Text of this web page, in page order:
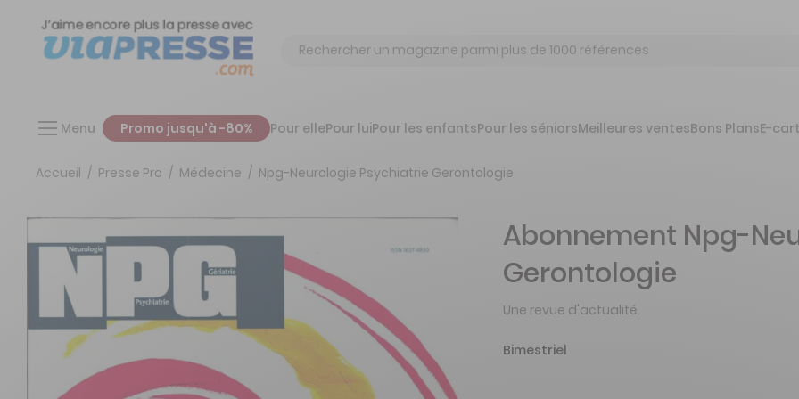
Chercher
Menu Promo jusqu'à -80% Pour ellePour luiPour les enfantsPour les séniorsMeilleures ventesBons PlansE-
Accueil Presse Pro Médecine Npg-Neurologie Psychiatrie Gerontologie
Abonnement Npg-
Gerontologie
Une revue d'actualité.
Bimestriel